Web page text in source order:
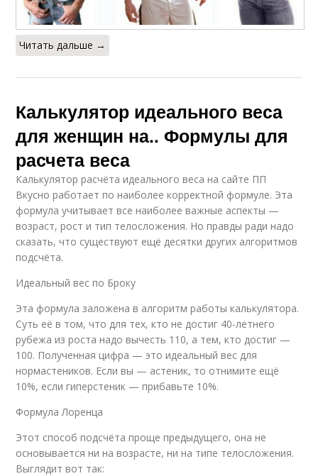
Читать дальше →
Калькулятор идеального веса
для женщин на.. Формулы для
расчета веса
Калькулятор расчёта идеального веса на сайте ПП
Вкусно работает по наиболее корректной формуле. Эта
формула учитывает все наиболее важные аспекты —
возраст, рост и тип телосложения. Но правды ради надо
сказать, что существуют ещё десятки других алгоритмов
подсчёта.
Идеальный вес по Броку
Эта формула заложена в алгоритм работы калькулятора.
Суть её в том, что для тех, кто не достиг 40-летнего
рубежа из роста надо вычесть 110, а тем, кто достиг —
100. Полученная цифра — это идеальный вес для
нормастеников. Если вы — астеник, то отнимите ещё
10%, если гиперстеник — прибавьте 10%.
Формула Лоренца
Этот способ подсчёта проще предыдущего, она не
основывается ни на возрасте, ни на типе телосложения.
Выглядит вот так: